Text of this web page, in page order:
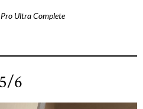
Ultra Complete
5/6